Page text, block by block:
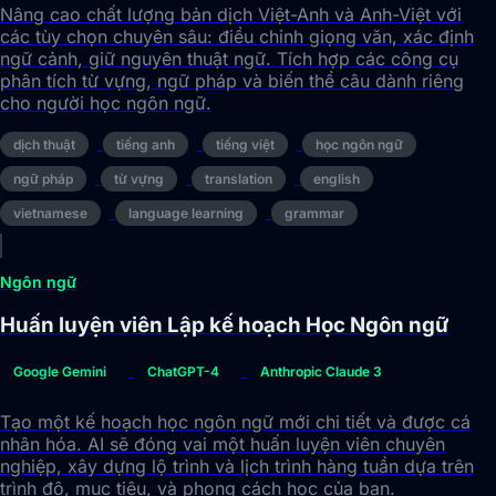
Nâng cao chất lượng bản dịch Việt-Anh và Anh-Việt với
các tùy chọn chuyên sâu: điều chỉnh giọng văn, xác định
ngữ cảnh, giữ nguyên thuật ngữ. Tích hợp các công cụ
phân tích từ vựng, ngữ pháp và biến thể câu dành riêng
cho người học ngôn ngữ.
dịch thuật tiếng anh tiếng việt học ngôn ngữ
ngữ pháp từ vựng translation english
vietnamese language learning grammar
Ngôn ngữ
Huấn luyện viên Lập kế hoạch Học Ngôn ngữ
Google Gemini ChatGPT-4 Anthropic Claude 3
Tạo một kế hoạch học ngôn ngữ mới chi tiết và được cá
nhân hóa. AI sẽ đóng vai một huấn luyện viên chuyên
nghiệp, xây dựng lộ trình và lịch trình hàng tuần dựa trên
trình độ, mục tiêu, và phong cách học của bạn.